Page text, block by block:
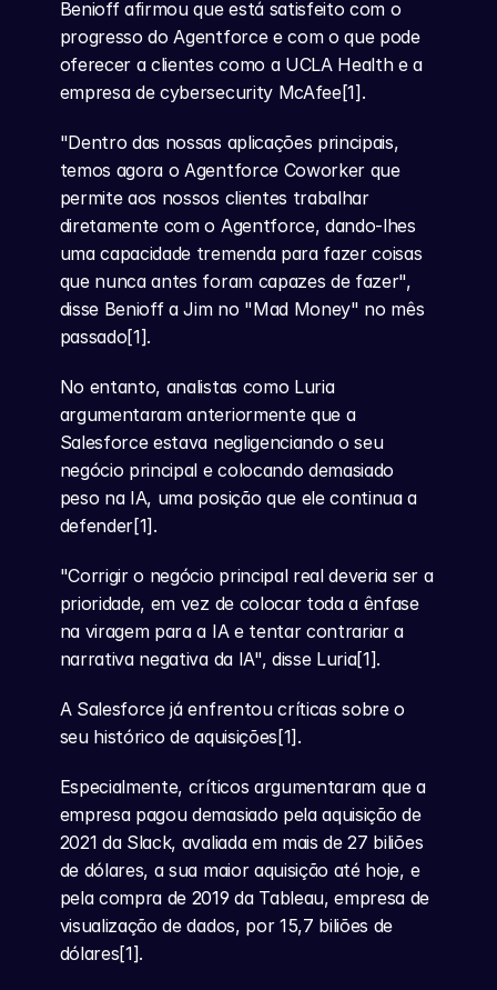
Benioff afirmou que está satisfeito com o
progresso do Agentforce e com o que pode
oferecer a clientes como a UCLA Health e a
empresa de cybersecurity McAfee[1].
"Dentro das nossas aplicações principais,
temos agora o Agentforce Coworker que
permite aos nossos clientes trabalhar
diretamente com o Agentforce, dando-lhes
uma capacidade tremenda para fazer coisas
que nunca antes foram capazes de fazer",
disse Benioff a Jim no "Mad Money" no mês
passado[1].
No entanto, analistas como Luria
argumentaram anteriormente que a
Salesforce estava negligenciando o seu
negócio principal e colocando demasiado
peso na IA, uma posição que ele continua a
defender[1].
"Corrigir o negócio principal real deveria ser a
prioridade, em vez de colocar toda a ênfase
na viragem para a IA e tentar contrariar a
narrativa negativa da IA", disse Luria[1].
A Salesforce já enfrentou críticas sobre o
seu histórico de aquisições[1].
Especialmente, críticos argumentaram que a
empresa pagou demasiado pela aquisição de
2021 da Slack, avaliada em mais de 27 biliões
de dólares, a sua maior aquisição até hoje, e
pela compra de 2019 da Tableau, empresa de
visualização de dados, por 15,7 biliões de
dólares[1].